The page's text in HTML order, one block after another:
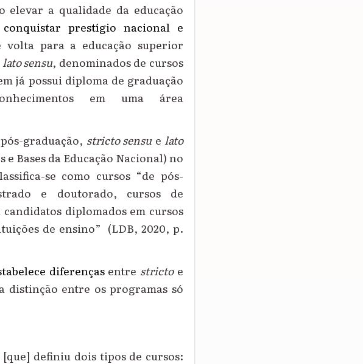
elevar a qualidade da educação
prestígio nacional e
para a educação superior
lato sensu, denominados de cursos
já possui diploma de graduação
em uma área
pós-graduação, stricto sensue lato
Bases da Educação Nacional)no
se como cursos “de pós-
e doutorado, cursos de
diplomados em cursos
de ensino” (LDB, 2020, p.
diferençasentre strictoe
distinção entre os programas só
[que] definiu dois tipos de cursos: